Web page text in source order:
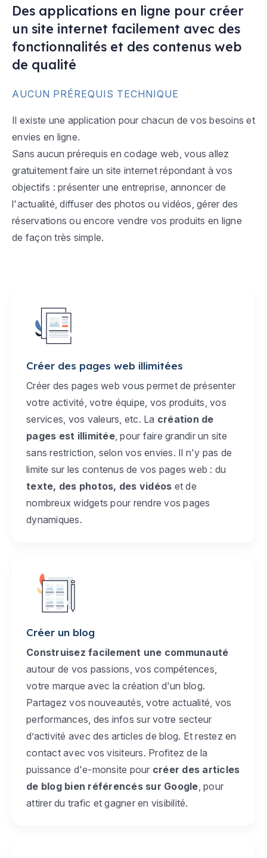
Des applications en ligne pour créer
un site internet facilement avec des
fonctionnalités et des contenus web
de qualité
AUCUN PRÉREQUIS TECHNIQUE
Il existe une application pour chacun de vos besoins et
envies en ligne.
Sans aucun prérequis en codage web, vous allez
gratuitement faire un site internet répondant à vos
objectifs : présenter une entreprise, annoncer de
l'actualité, diffuser des photos ou vidéos, gérer des
réservations ou encore vendre vos produits en ligne
de façon très simple.
Créer des pages web illimitées
Créer des pages web vous permet de présenter
votre activité, votre équipe, vos produits, vos
services, vos valeurs, etc. La création de
pages est illimitée, pour faire grandir un site
sans restriction, selon vos envies. Il n'y pas de
limite sur les contenus de vos pages web : du
texte, des photos, des vidéos et de
nombreux widgets pour rendre vos pages
dynamiques.
Créer un blog
Construisez facilement une communauté
autour de vos passions, vos compétences,
votre marque avec la création d'un blog.
Partagez vos nouveautés, votre actualité, vos
performances, des infos sur votre secteur
d’activité avec des articles de blog. Et restez en
contact avec vos visiteurs. Profitez de la
puissance d'e-monsite pour créer des articles
de blog bien référencés sur Google , pour
attirer du trafic et gagner en visibilité.